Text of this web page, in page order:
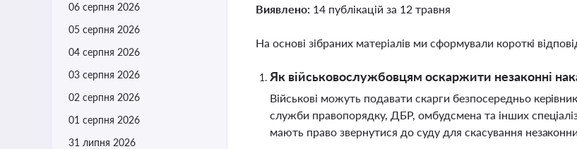
06 серпня 2026
05 серпня 2026
04 серпня 2026
03 серпня 2026
02 серпня 2026
01 серпня 2026
31 липня 2026
Виявлено: 14 публікацій за 12 травня
На основі зібраних матеріалів ми сформували короткі
Як військовослужбовцям оскаржити незаконні
Військові можуть подавати скарги безпосередньо
служби правопорядку, ДБР, омбудсмена та інших
мають право звернутися до суду для скасування